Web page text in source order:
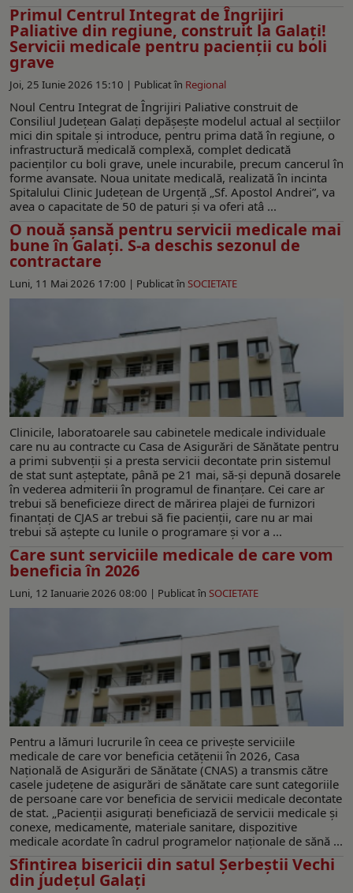
Primul Centrul Integrat de Îngrijiri
Paliative din regiune, construit la Galați!
Servicii medicale pentru pacienții cu boli
grave
Joi, 25 Iunie 2026 15:10 | Publicat în Regional
Noul Centru Integrat de Îngrijiri Paliative construit de
Consiliul Județean Galați depășește modelul actual al secțiilor
mici din spitale și introduce, pentru prima dată în regiune, o
infrastructură medicală complexă, complet dedicată
pacienților cu boli grave, unele incurabile, precum cancerul în
forme avansate. Noua unitate medicală, realizată în incinta
Spitalului Clinic Județean de Urgență „Sf. Apostol Andrei”, va
avea o capacitate de 50 de paturi și va oferi atâ ...
O nouă șansă pentru servicii medicale mai
bune în Galați. S-a deschis sezonul de
contractare
Luni, 11 Mai 2026 17:00 | Publicat în SOCIETATE
Clinicile, laboratoarele sau cabinetele medicale individuale
care nu au contracte cu Casa de Asigurări de Sănătate pentru
a primi subvenții și a presta servicii decontate prin sistemul
de stat sunt așteptate, până pe 21 mai, să-și depună dosarele
în vederea admiterii în programul de finanțare. Cei care ar
trebui să beneficieze direct de mărirea plajei de furnizori
finanțați de CJAS ar trebui să fie pacienții, care nu ar mai
trebui să aștepte cu lunile o programare și vor a ...
Care sunt serviciile medicale de care vom
beneficia în 2026
Luni, 12 Ianuarie 2026 08:00 | Publicat în SOCIETATE
Pentru a lămuri lucrurile în ceea ce privește serviciile
medicale de care vor beneficia cetățenii în 2026, Casa
Națională de Asigurări de Sănătate (CNAS) a transmis către
casele județene de asigurări de sănătate care sunt categoriile
de persoane care vor beneficia de servicii medicale decontate
de stat. „Pacienții asigurați beneficiază de servicii medicale și
conexe, medicamente, materiale sanitare, dispozitive
medicale acordate în cadrul programelor naționale de sănă ...
Sfinţirea bisericii din satul Şerbeştii Vechi
din judeţul Galaţi